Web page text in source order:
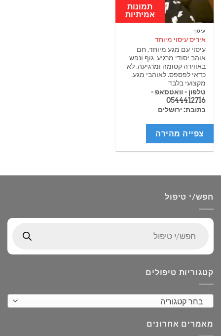
תמונות
אמיתיות
עיסוי
איריס עיסוי מיוחד
עיסוי עם מגע מיוחד. חם
אוהב יסודי מרגיע גוף ונפש
באווירה קסומה ומרגיעה. לא
כדאי לפספס. לאוהבי מגע.
מקצועי בלבד
טלפון - וואטסאפ -
0544412716
כתובת: ירושלים
צפייה מהירה
חפש/י טיפול
search
קטגוריות טיפולים
בחר קטגוריה
מאמרים אחרונים